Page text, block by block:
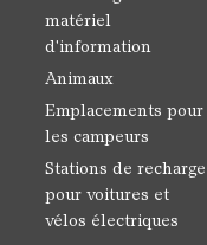
matériel
d'information
Animaux
Emplacements pour
les campeurs
Stations de recharge
pour voitures et
vélos électriques